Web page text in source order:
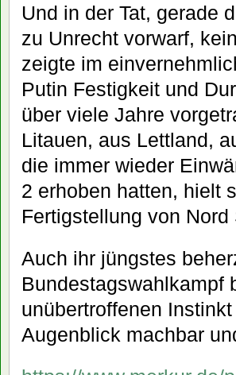
Und in der Tat, gerade
zu Unrecht vorwarf,
zeigte im
Putin Festigkeit und
über viele Jahre
Litauen, aus Lettland,
die immer wieder
2 erhoben hatten, hielt
Fertigstellung von
Auch ihr jüngstes
Bundestagswahlkampf
unübertroffenen
Augenblick machbar